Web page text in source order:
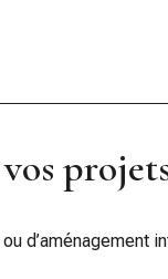
ou d’aménagement